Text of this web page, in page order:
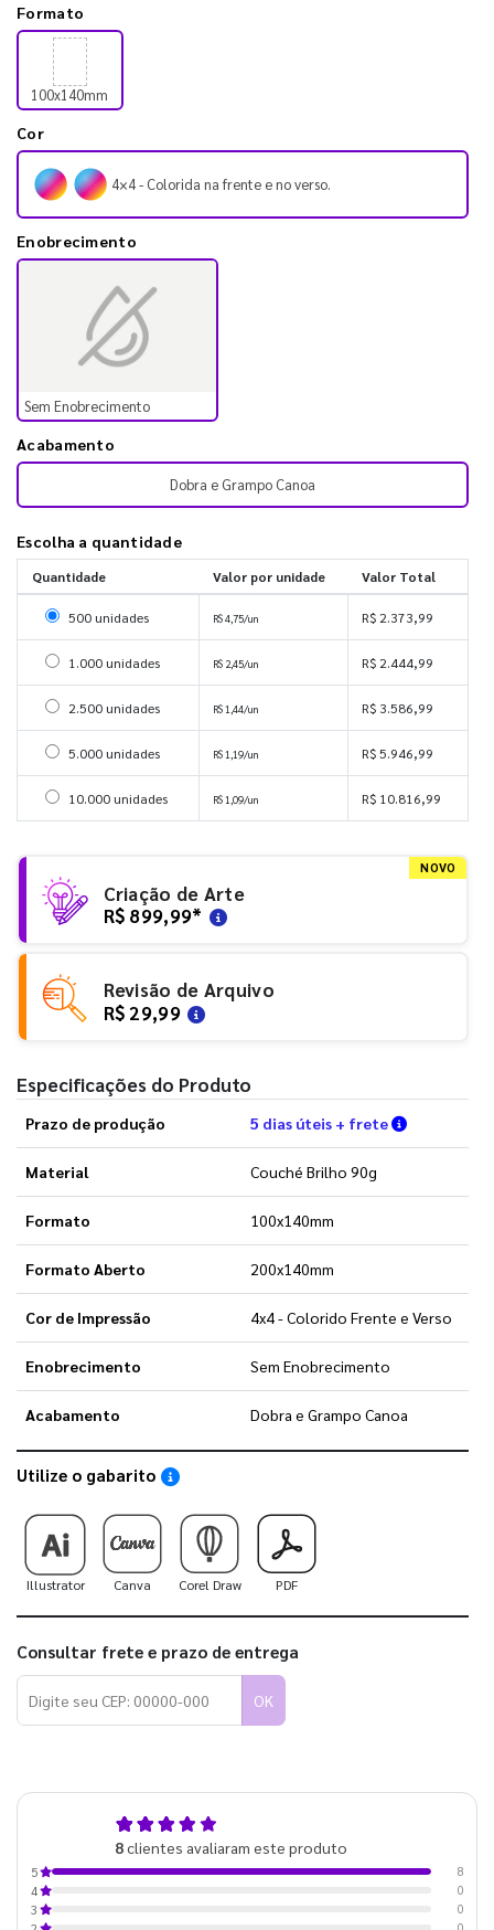
Formato
100x140mm
Cor
4×4 - Colorida na frente e no verso.
Enobrecimento
Sem Enobrecimento
Acabamento
Dobra e Grampo Canoa
Escolha a quantidade
Quantidade Valor por unidade Valor Total
Selecionar 500 unidades
500 unidades R$ 4,75/un R$ 2.373,99
Selecionar 1000 unidades
1.000 unidades R$ 2,45/un R$ 2.444,99
Selecionar 2500 unidades
2.500 unidades R$ 1,44/un R$ 3.586,99
Selecionar 5000 unidades
5.000 unidades R$ 1,19/un R$ 5.946,99
Selecionar 10000 unidades
10.000 unidades R$ 1,09/un R$ 10.816,99
NOVO
Criação de Arte
R$ 899,99*
Revisão de Arquivo
R$ 29,99
Especificações do Produto
Prazo de produção 5 dias úteis + frete Verifique
Material Couché Brilho 90g
Formato 100x140mm
Formato Aberto 200x140mm
Cor de Impressão 4x4 - Colorido Frente e Verso
Enobrecimento Sem Enobrecimento
Acabamento Dobra e Grampo Canoa
Utilize o gabarito Saiba como utilizar os nossos gabaritos
Illustrator Canva Corel Draw PDF
Consultar frete e prazo de entrega
OK
8clientes avaliaram este produto
5
8
4
0
3
0